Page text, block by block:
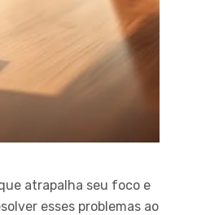
atrapalha seu foco e
esses problemas ao